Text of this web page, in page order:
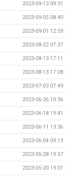
2023-09-13 09:31
2023-09-05 08:40
2023-09-01 12:59
2023-08-22 07:37
2023-08-13 17:11
2023-08-13 17:08
2023-07-03 07:49
2023-06-26 10:36
2023-06-18 19:41
2023-06-11 13:36
2023-06-04 09:13
2023-05-28 19:57
2023-05-20 19:01